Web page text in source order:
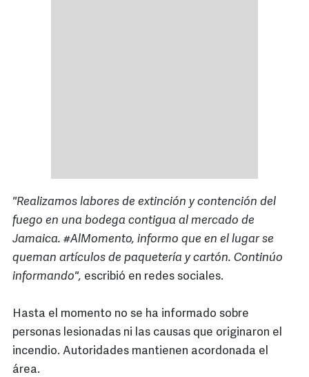
"Realizamos labores de extinción y contención del
fuego en una bodega contigua al mercado de
Jamaica. #AlMomento, informo que en el lugar se
queman artículos de paquetería y cartón. Continúo
informando", escribió en redes sociales.
Hasta el momento no se ha informado sobre
personas lesionadas ni las causas que originaron el
incendio. Autoridades mantienen acordonada el
área.